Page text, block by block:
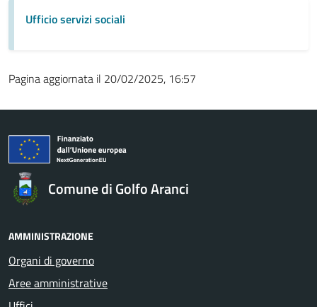
Ufficio servizi sociali
Pagina aggiornata il 20/02/2025, 16:57
Comune di Golfo Aranci
AMMINISTRAZIONE
Organi di governo
Aree amministrative